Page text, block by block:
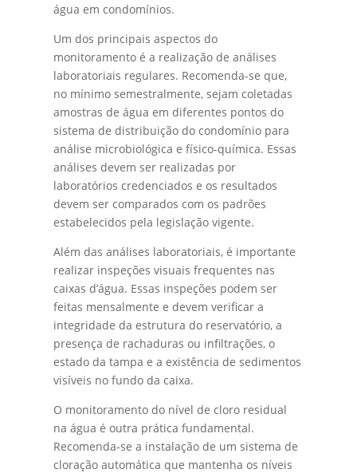
água em condomínios.
Um dos principais aspectos do
monitoramento é a realização de análises
laboratoriais regulares. Recomenda-se que,
no mínimo semestralmente, sejam coletadas
amostras de água em diferentes pontos do
sistema de distribuição do condomínio para
análise microbiológica e físico-química. Essas
análises devem ser realizadas por
laboratórios credenciados e os resultados
devem ser comparados com os padrões
estabelecidos pela legislação vigente.
Além das análises laboratoriais, é importante
realizar inspeções visuais frequentes nas
caixas d’água. Essas inspeções podem ser
feitas mensalmente e devem verificar a
integridade da estrutura do reservatório, a
presença de rachaduras ou infiltrações, o
estado da tampa e a existência de sedimentos
visíveis no fundo da caixa.
O monitoramento do nível de cloro residual
na água é outra prática fundamental.
Recomenda-se a instalação de um sistema de
cloração automática que mantenha os níveis